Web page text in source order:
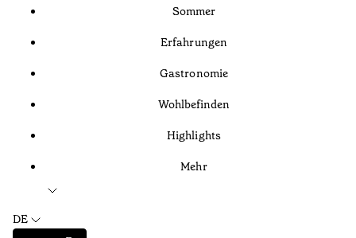
Sommer
Erfahrungen
Gastronomie
Wohlbefinden
Highlights
Mehr
DE